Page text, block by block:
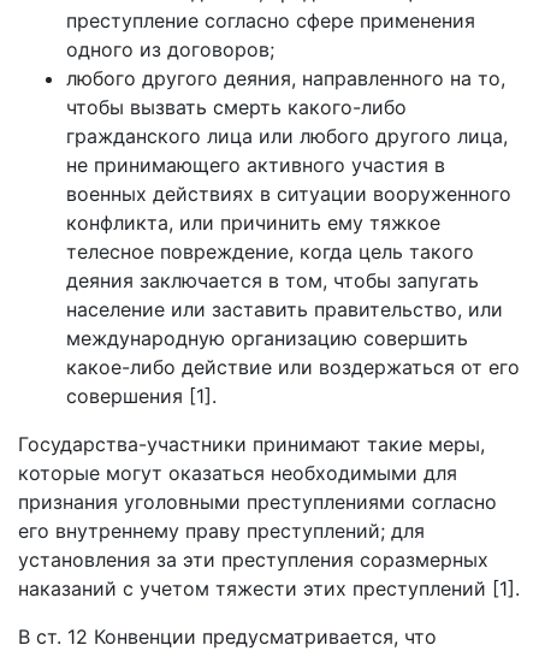
преступление согласно сфере применения
одного из договоров;
любого другого деяния, направленного на то,
чтобы вызвать смерть какого-либо
гражданского лица или любого другого лица,
не принимающего активного участия в
военных действиях в ситуации вооруженного
конфликта, или причинить ему тяжкое
телесное повреждение, когда цель такого
деяния заключается в том, чтобы запугать
население или заставить правительство, или
международную организацию совершить
какое-либо действие или воздержаться от его
совершения [1].
Государства-участники принимают такие меры,
которые могут оказаться необходимыми для
признания уголовными преступлениями согласно
его внутреннему праву преступлений; для
установления за эти преступления соразмерных
наказаний с учетом тяжести этих преступлений [1].
В ст. 12 Конвенции предусматривается, что